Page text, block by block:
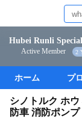
Hubei Runli
Active Member 2
ホーム プ
シノトルク ホ
防車 消防ポン